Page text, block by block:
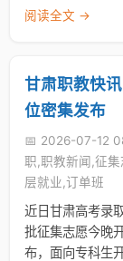
阅读全文 →
甘肃职教快
位密集发布
📅 2026-07-12
职,职教新闻,征
层就业,订单班
近日甘肃高考录
批征集志愿今晚
布，面向专科生